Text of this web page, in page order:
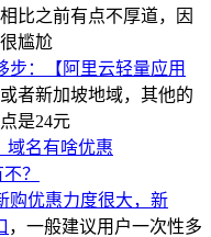
比之前有点不厚道，因
尴尬
步：【 阿里云轻量应用
者新加坡地域，其他的
是24元
域名有啥优惠
？
购优惠力度很大，新
，一般建议用户一次性多